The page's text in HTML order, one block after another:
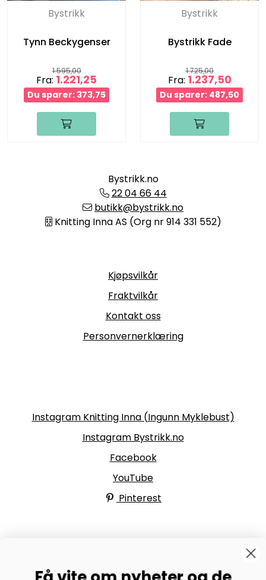
Bystrikk
Tynn Beckygenser
1.595,00
Fra: 1.221,25
Du sparer: 373,75
Bystrikk
Bystrikk Fade
1.725,00
Fra: 1.237,50
Du sparer: 487,50
Bystrikk.no
22 04 66 44
butikk@bystrikk.no
Knitting Inna AS (Org nr 914 331 552)
Kjøpsvilkår
Fraktvilkår
Kontakt oss
Personvernerklæring
Instagram Knitting Inna (Ingunn Myklebust)
Instagram Bystrikk.no
Facebook
YouTube
Pinterest